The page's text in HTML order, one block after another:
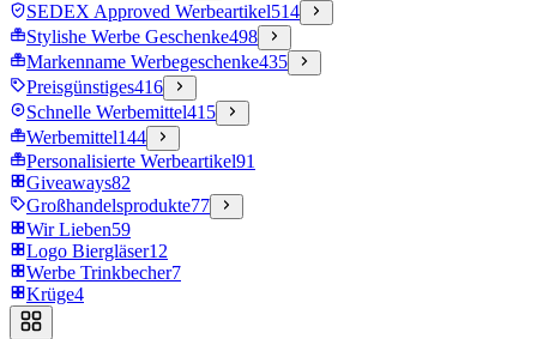
SEDEX Approved Werbeartikel514
Stylishe Werbe Geschenke498
Markenname Werbegeschenke435
Preisgünstiges416
Schnelle Werbemittel415
Werbemittel144
Personalisierte Werbeartikel91
Giveaways82
Großhandelsprodukte77
Wir Lieben59
Logo Biergläser12
Werbe Trinkbecher7
Krüge4